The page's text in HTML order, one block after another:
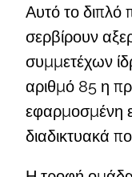
Αυτό το διπλό
σερβίρουν
συμμετέχων
αριθμό 85 η
εφαρμοσμένη
διαδικτυακά